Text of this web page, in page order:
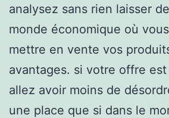
analysez sans rien laisser
monde économique où
mettre en vente vos
avantages. si votre offre
allez avoir moins de
une place que si dans le